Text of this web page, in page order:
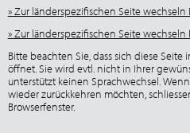
» Zur länderspezifischen Seite wechseln
» Zur länderspezifischen Seite wechseln
Bitte beachten Sie, dass sich diese
öffnet. Sie wird evtl. nicht in Ihrer
unterstützt keinen Sprachwechsel.
wieder zurückkehren möchten,
Browserfenster.